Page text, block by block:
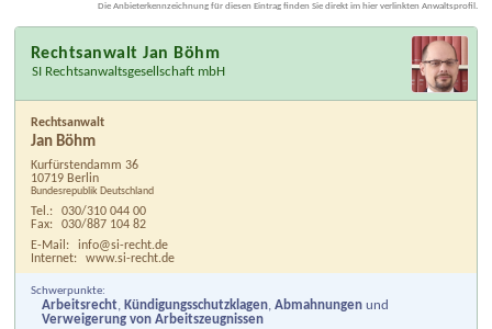
Die Anbieterkennzeichnung für diesen Eintrag finden Sie direkt im hier verlinkten Anwaltsprofil.
Rechtsanwalt Jan Böhm
SI Rechtsanwaltsgesellschaft mbH
Rechtsanwalt
Jan Böhm
Kurfürstendamm 36
10719 Berlin
Bundesrepublik Deutschland
Tel.:
030/310 044 00
Fax:
030/887 104 82
E-Mail:
info@si-recht.de
Internet:
www.si-recht.de
Schwerpunkte:
Arbeitsrecht, Kündigungsschutzklagen,Abmahnungen und
Verweigerung von Arbeitszeugnissen